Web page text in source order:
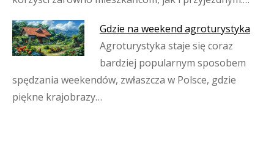
Gdzie na weekend agroturystyka
Agroturystyka staje się coraz
bardziej popularnym sposobem
spędzania weekendów, zwłaszcza w Polsce, gdzie
piękne krajobrazy…